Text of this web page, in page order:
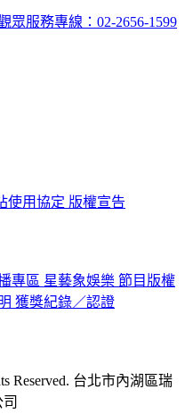
眾服務專線：02-2656-1599
使用協定 版權宣告
專區 星藝象娛樂 節目版權
獲獎紀錄／認證
Reserved. 台北市內湖區瑞